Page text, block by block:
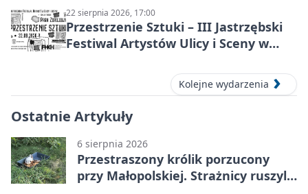
22 sierpnia 2026, 17:00
Przestrzenie Sztuki – III Jastrzębski
Festiwal Artystów Ulicy i Sceny w
Kolejne wydarzenia
Ostatnie Artykuły
6 sierpnia 2026
Przestraszony królik porzucony
przy Małopolskiej. Strażnicy ruszyli